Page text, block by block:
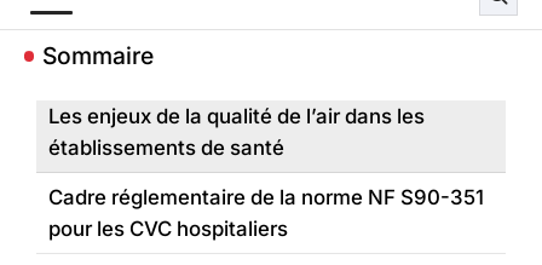
Sommaire
Les enjeux de la qualité de l’air dans les
établissements de santé
Cadre réglementaire de la norme NF S90-351
pour les CVC hospitaliers